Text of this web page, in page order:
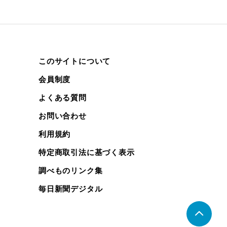
このサイトについて
会員制度
よくある質問
お問い合わせ
利用規約
特定商取引法に基づく表示
調べものリンク集
毎日新聞デジタル